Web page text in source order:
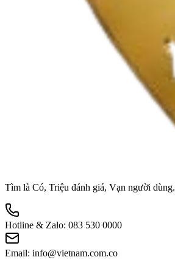
Tìm là Có, Triệu đánh giá, Vạn người dùng.
Hotline & Zalo: 083 530 0000
Email: info@vietnam.com.co